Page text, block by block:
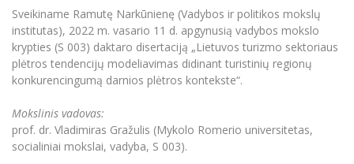
Universiteto teatras
MRU pop vokalinis ansamblis (vadovas Artūras
Novikas)
MRU merginų choras
Neformaliuoju ir (ar) savišvietos būdu įgytų
kompetencijų vertinimas ir pripažinimas
Studijų organizavimas
Erasmus+ mobilumas praktikoms (SMP)
Kitos galimybės
Partnerystės
Azijos centras
Vilniaus Karaliaus Sedžiongo institutas
Emocinė gerovė
Mokslo laboratorijos
Žmogaus, aplinkos ir technologijų (HET)
Doktorantūra
Projektai
Akademinė leidyba
Veiklos dokumentai
Akademinė etika
Darbas MRU
Universiteto simbolika
Atributika
Sūduvos akademija
Tinklalaidės
Bakalauro studijos
Magistrantūros studijos
Švietimo ir kultūros vadovų MPA
Teisės LL.M.
Sveikiname Ramutę Narkūnienę (Vadybos ir politikos mokslų
institutas), 2022 m. vasario 11 d. apgynusią vadybos mokslo
krypties (S 003) daktaro disertaciją „Lietuvos turizmo sektoriaus
plėtros tendencijų modeliavimas didinant turistinių regionų
konkurencingumą darnios plėtros kontekste“.
Mokslinis vadovas:
prof. dr. Vladimiras Gražulis (Mykolo Romerio universitetas,
socialiniai mokslai, vadyba, S 003).